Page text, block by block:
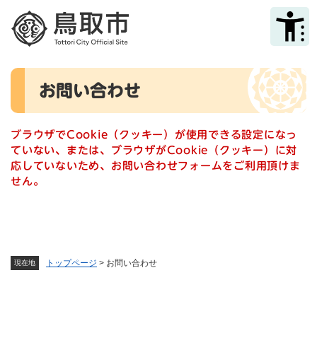
メニューを飛ばして本文へ
現在地 トップページ > お問い合わせ
本
お問い合わせ
ブラウザでCookie（クッキー）が使用できる設定になっ
ていない、または、ブラウザがCookie（クッキー）に対
応していないため、お問い合わせフォームをご利用頂けま
せん。